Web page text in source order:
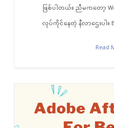
ဖြစ်ပါတယ်။ ညီမကတော့
လုပ်ကိုင်နေတဲ့ နီလာဌေးပါ။
Read